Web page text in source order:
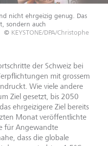
nicht ehrgeizig genug. Das
sondern auch
© KEYSTONE/DPA/Christophe
der Schweiz bei
mit grossem
Wie viele andere
Ziel gesetzt, bis 2050
ehrgeizigere Ziel bereits
Monat veröffentlichte
für Angewandte
dass die globale